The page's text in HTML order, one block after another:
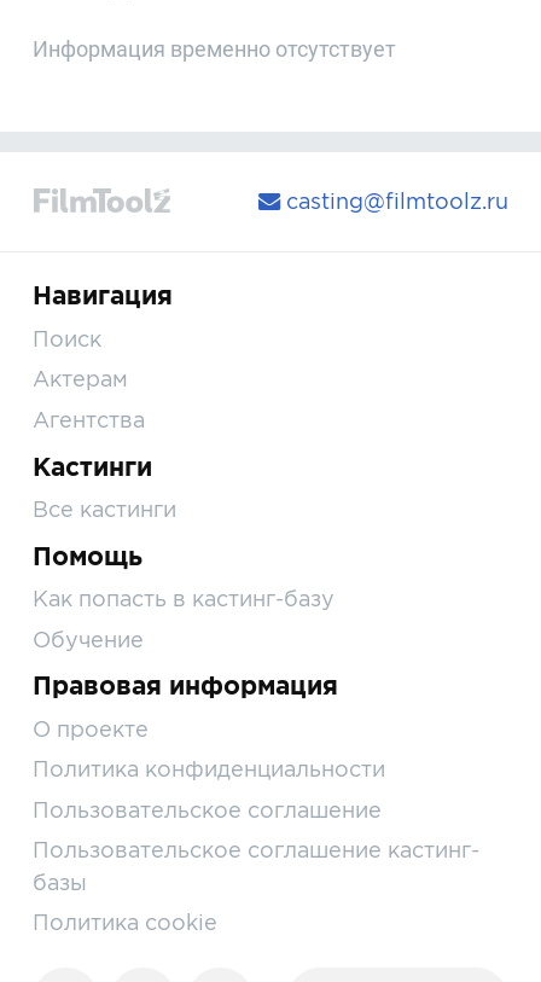
Информация временно отсутствует
casting@filmtoolz.ru
Навигация
Поиск
Актерам
Агентства
Кастинги
Все кастинги
Помощь
Как попасть в кастинг-базу
Обучение
Правовая информация
О проекте
Политика конфиденциальности
Пользовательское соглашение
Пользовательское соглашение кастинг-
базы
Политика cookie